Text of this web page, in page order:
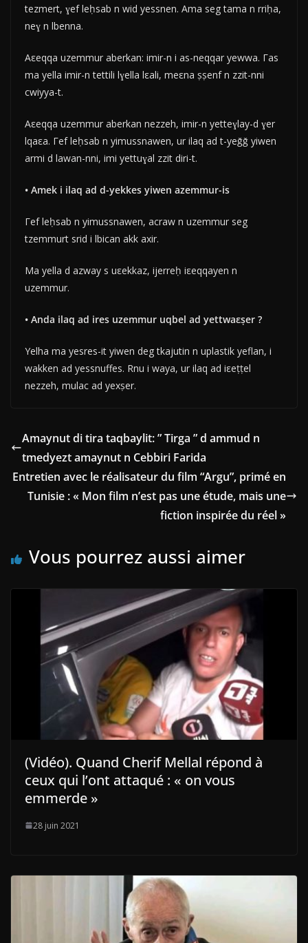
tezmert, ɣef leḥsab n wid yessnen. Ama seg tama n rriḥa,
neɣ n lbenna.
Aεeqqa uzemmur aberkan: imir-n i as-neqqar yewwa. Γas
ma yella imir-n tettili lɣella lεali, meεna ṣṣenf n zzit-nni
cwiyya-t.
Aεeqqa uzemmur aberkan nezzeh, imir-n yetteɣlay-d ɣer
lqaεa. Γef leḥsab n yimussnawen, ur ilaq ad t-yeǧǧ yiwen
armi d lawan-nni, imi yettuɣal zzit diri-t.
• Amek i ilaq ad d-yekkes yiwen azemmur-is
Γef leḥsab n yimussnawen, acraw n uzemmur seg
tzemmurt srid i lbican akk axir.
Ma yella d azway s uεekkaz, ijerreḥ iεeqqayen n
uzemmur.
• Anda ilaq ad ires uzemmur uqbel ad yettwaεṣer ?
Yelha ma yesres-it yiwen deg tkajutin n uplastik yeflan, i
wakken ad yessnuffes. Rnu i waya, ur ilaq ad iεeṭṭel
nezzeh, mulac ad yexṣer.
Amaynut di tira taqbaylit: ” Tirga ” d ammud n
tmedyezt amaynut n Cebbiri Farida
Entretien avec le réalisateur du film “Argu”, primé en
Tunisie : « Mon film n’est pas une étude, mais une
fiction inspirée du réel »
Vous pourrez aussi aimer
(Vidéo). Quand Cherif Mellal répond à
ceux qui l’ont attaqué : « on vous
emmerde »
28 juin 2021